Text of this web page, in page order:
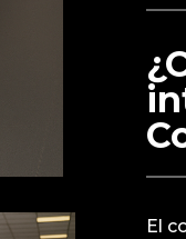
El